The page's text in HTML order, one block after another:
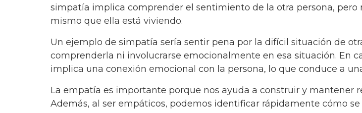
simpatía implica comprender el sentimiento de la otra persona, pero
mismo que ella está viviendo.
Un ejemplo de simpatía sería sentir pena por la difícil situación de
comprenderla ni involucrarse emocionalmente en esa situación. En
implica una conexión emocional con la persona, lo que conduce a
La empatía es importante porque nos ayuda a construir y mantener
Además, al ser empáticos, podemos identificar rápidamente cómo